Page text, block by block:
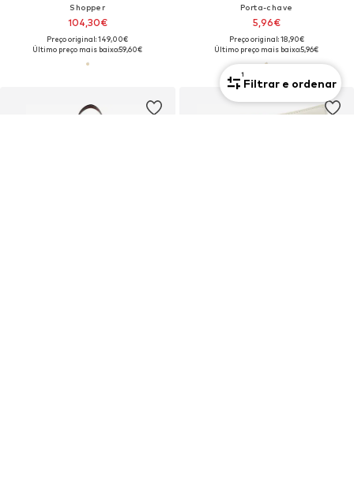
Shopper
104,30€
Preço original: 149,00€
Último preço mais baixo:59,60€
Porta-chave
5,96€
Preço original: 18,90€
Último preço mais baixo:5,96€
1
Filtrar e ordenar